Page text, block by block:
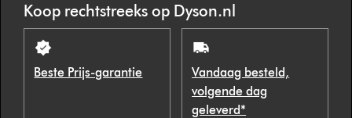
Koop rechtstreeks op Dyson.nl
Beste Prijs-garantie
Vandaag besteld,
volgende dag
geleverd*